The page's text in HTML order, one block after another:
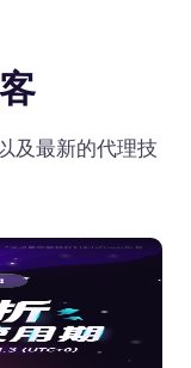
及最新的代理技